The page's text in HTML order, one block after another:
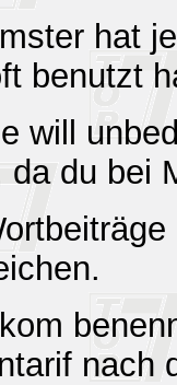
hat
benutzt
will
da du bei
nach